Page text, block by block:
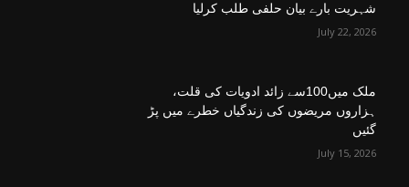
شہریت بارے بیان حلفی طلب کرلیا
July 22, 2026
ملک میں100سے زائد ادویات کی قلت،
ہزاروں مریضوں کی زندگیاں خطرے میں پڑ
گئیں
July 15, 2026